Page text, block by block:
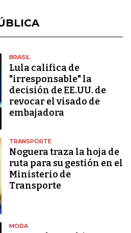
BRASIL
Lula califica de
"irresponsable" la
decisión de EE.UU. de
revocar el visado de
embajadora
TRANSPORTE
Noguera traza la hoja de
ruta para su gestión en el
Ministerio de
Transporte
MODA